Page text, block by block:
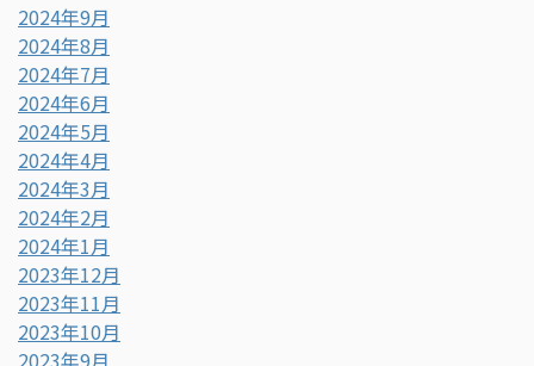
2024年9月
2024年8月
2024年7月
2024年6月
2024年5月
2024年4月
2024年3月
2024年2月
2024年1月
2023年12月
2023年11月
2023年10月
2023年9月